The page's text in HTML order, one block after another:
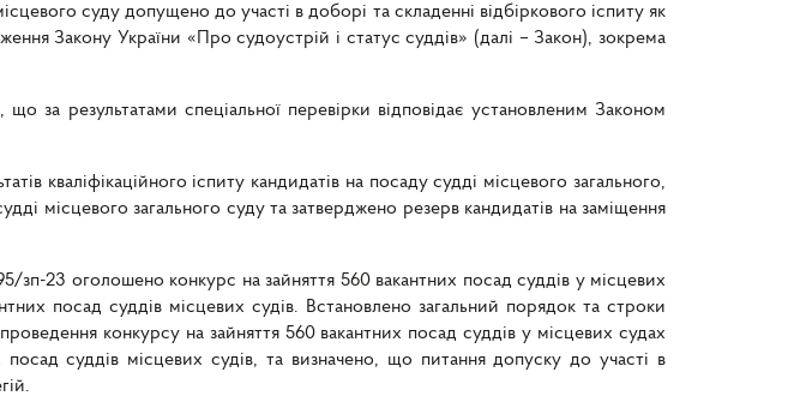
суду допущено до участі в доборі та складенні відбіркового іспиту як
Закону України «Про судоустрій і статус суддів» (далі – Закон), зокрема
за результатами спеціальної перевірки відповідає установленим Законом
кваліфікаційного іспиту кандидатів на посаду судді місцевого загального,
місцевого загального суду та затверджено резерв кандидатів на заміщення
зп-23 оголошено конкурс на зайняття 560 вакантних посад суддів у місцевих
посад суддів місцевих судів. Встановлено загальний порядок та строки
конкурсу на зайняття 560 вакантних посад суддів у місцевих судах
суддів місцевих судів, та визначено, що питання допуску до участі в